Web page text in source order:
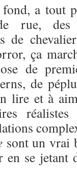
a tout
rue, des
de
ça
de
de
lire et à
sont un vrai
en se jetant